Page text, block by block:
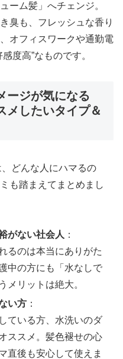
ーム髪」へチェンジ。
臭も、フレッシュな香り
オフィスワークや通勤電
度高”なものです。
ージが気になる
メしたいタイプ＆
どんな人にハマるの
も踏まえてまとめまし
がない社会人 ：
るのは本当にありがた
中の方にも「水なしで
メリットは絶大。
い方 ：
ている方、水洗いのダ
ススメ。髪色褪せの心
直後も安心して使えま